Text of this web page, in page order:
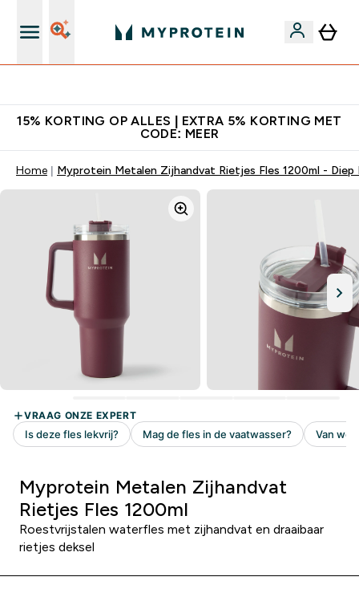
15% KORTING OP ALLES | EXTRA 5% KORTING MET
CODE: MEER
Home Myprotein Metalen Zijhandvat Rietjes Fles 1200ml - Diep
Myprotein Metalen Zijhandvat
Rietjes Fles 1200ml
Roestvrijstalen waterfles met zijhandvat en draaibaar
rietjes deksel